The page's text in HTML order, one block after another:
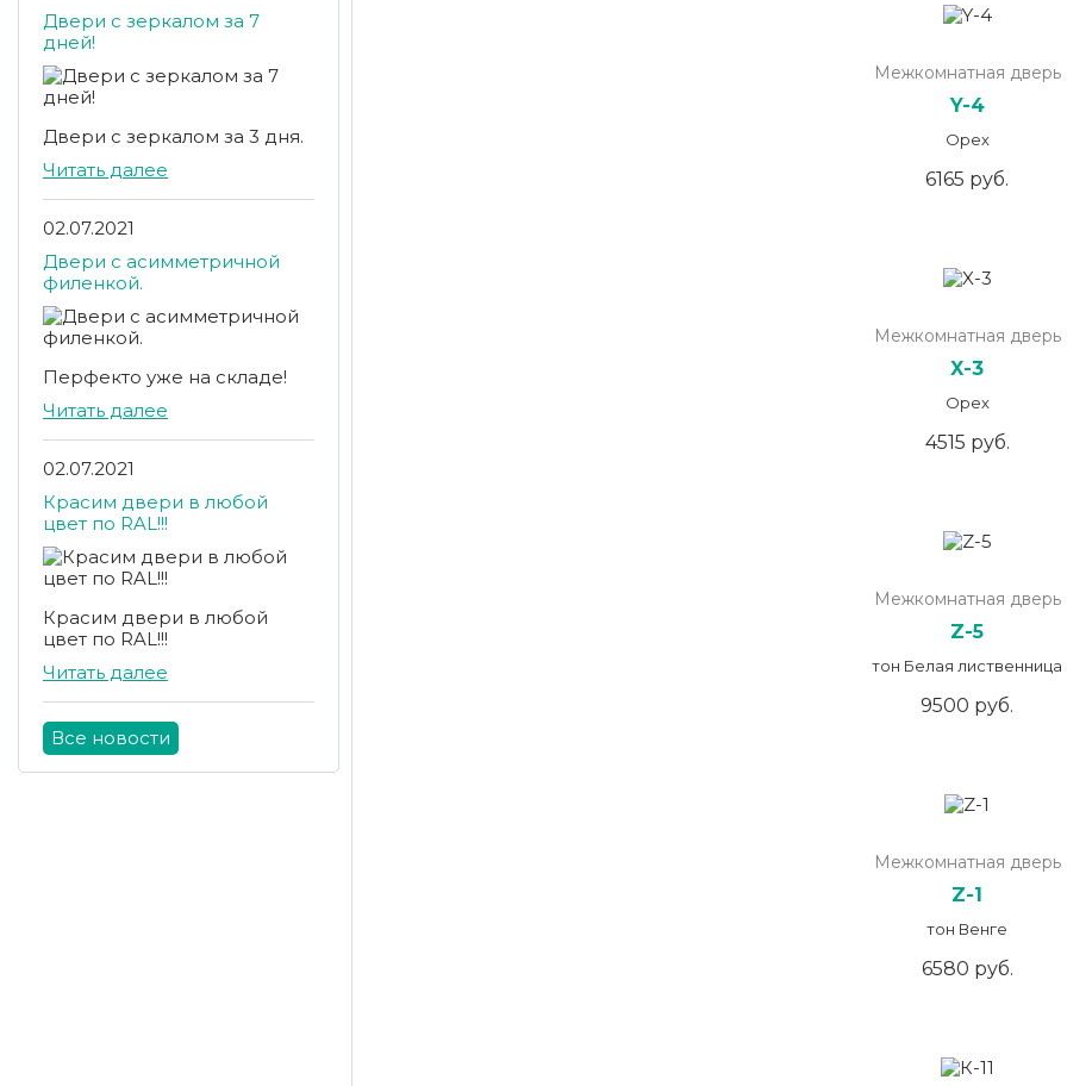
Двери с зеркалом за 7
дней!
Двери с зеркалом за 3 дня.
Читать далее
02.07.2021
Двери с асимметричной
филенкой.
Перфекто уже на складе!
Читать далее
02.07.2021
Красим двери в любой
цвет по RAL!!!
Красим двери в любой
цвет по RAL!!!
Читать далее
Все новости
Межкомнатная дверь
Y-4
Орех
6165 руб.
Межкомнатная дверь
X-3
Орех
4515 руб.
Межкомнатная дверь
Z-5
тон Белая лиственница
9500 руб.
Межкомнатная дверь
Z-1
тон Венге
6580 руб.